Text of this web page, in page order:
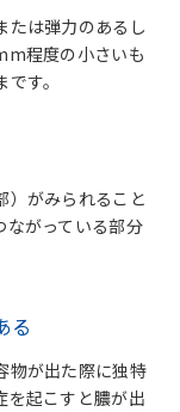
に相談
たは弾力のあるし
程度の小さいも
す。
）がみられること
ながっている部分
る
物が出た際に独特
を起こすと膿が出